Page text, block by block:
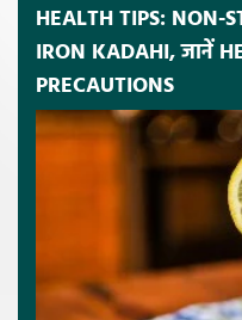
HEALTH TIPS: NON-
IRON KADAHI, जानें
PRECAUTIONS